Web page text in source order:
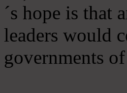
´s hope is that
leaders would
governments